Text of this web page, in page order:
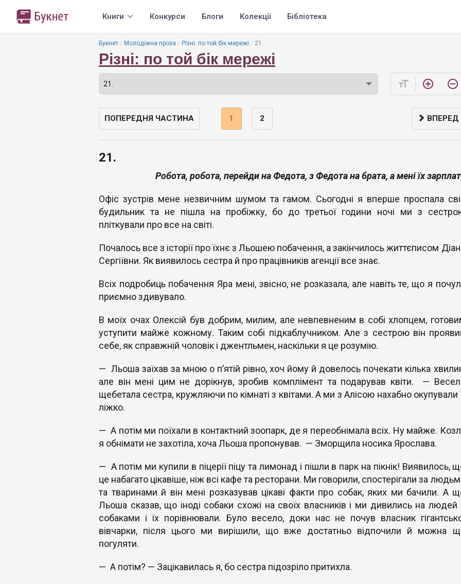
Книги Конкурси Блоги Колекції Бібліотека
Букнет Молодіжна проза Різні: по той бік мережі 21.
Різні: по той бік мережі
format_size add_circle_outline remove_circle_outline
ПОПЕРЕДНЯ ЧАСТИНА 1 2 ВПЕРЕД
21.
Робота, робота, перейди на Федота, з Федота на брата, а мені їх
Офіс зустрів мене незвичним шумом та гамом. Сьогодні я вперше проспала
будильник та не пішла на пробіжку, бо до третьої години ночі ми з
пліткували про все на світі.
Почалось все з історії про їхнє з Льошею побачення, а закінчилось життєписом
Сергіївни. Як виявилось сестра й про працівників агенції все знає.
Всіх подробиць побачення Яра мені, звісно, не розказала, але навіть те, що я
приємно здивувало.
В моїх очах Олексій був добрим, милим, але невпевненим в собі хлопцем,
уступити майже кожному. Таким собі підкаблучником. Але з сестрою він
себе, як справжній чоловік і джентльмен, наскільки я це розумію.
— Льоша заїхав за мною о п’ятій рівно, хоч йому й довелось почекати кілька
але він мені цим не дорікнув, зробив комплімент та подарував квіти. —
щебетала сестра, кружляючи по кімнаті з квітами. А ми з Алісою нахабно окупували
ліжко.
— А потім ми поїхали в контактний зоопарк, де я переобнімала всіх. Ну майже.
я обнімати не захотіла, хоча Льоша пропонував. — Зморщила носика Ярослава.
— А потім ми купили в піцерії піцу та лимонад і пішли в парк на пікнік! Виявилось,
це набагато цікавіше, ніж всі кафе та ресторани. Ми говорили, спостерігали за
та тваринами й він мені розказував цікаві факти про собак, яких ми бачили. А
Льоша сказав, що іноді собаки схожі на своїх власників і ми дивились на людей
собаками і їх порівнювали. Було весело, доки нас не почув власник
вівчарки, після цього ми вирішили, що вже достатньо відпочили й можна
погуляти.
— А потім? — Зацікавилась я, бо сестра підозріло притихла.